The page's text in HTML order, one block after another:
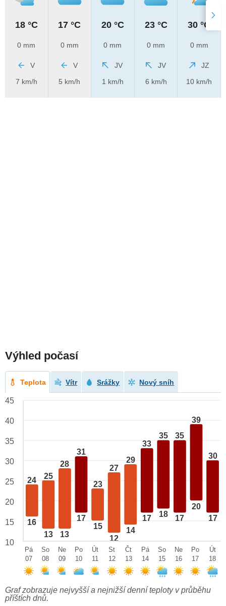
18 °C
0 mm
V
7 km/h
17 °C
0 mm
V
5 km/h
20 °C
0 mm
JV
1 km/h
23 °C
0 mm
JV
6 km/h
30 °C
0 mm
JZ
10 km/h
Výhled počasí
Teplota Vítr Srážky Nový sníh
24
16
25
13
28
13
31
17
23
15
27
12
29
14
33
17
35
18
35
17
39
20
30
17
45
40
35
30
25
20
15
10
Pá
07
So
08
Ne
09
Po
10
Út
11
St
12
Čt
13
Pá
14
So
15
Ne
16
Po
17
Út
18
Graf zobrazuje nejvyšší a nejnižší denní teploty v průběhu
příštích dnů.